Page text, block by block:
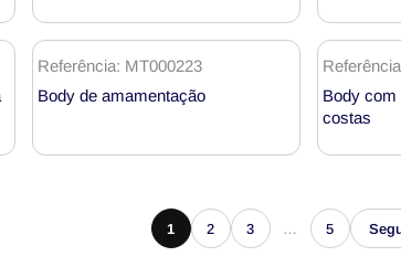
Referência: MT000223
Body de amamentação
Body com
costas
1 2 3 … 5